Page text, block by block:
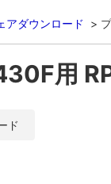
アダウンロード
用
ド